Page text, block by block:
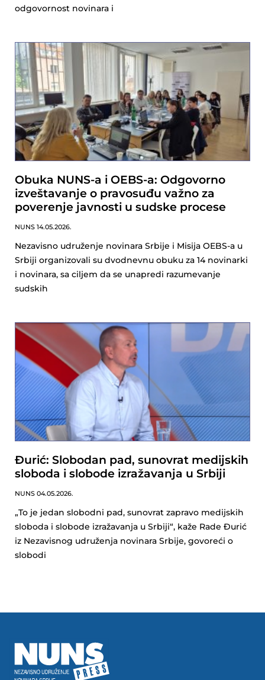
odgovornost novinara i
Obuka NUNS-a i OEBS-a: Odgovorno
izveštavanje o pravosuđu važno za
poverenje javnosti u sudske procese
NUNS 14.05.2026.
Nezavisno udruženje novinara Srbije i Misija OEBS-a u
Srbiji organizovali su dvodnevnu obuku za 14 novinarki
i novinara, sa ciljem da se unapredi razumevanje
sudskih
Đurić: Slobodan pad, sunovrat medijskih
sloboda i slobode izražavanja u Srbiji
NUNS 04.05.2026.
„To je jedan slobodni pad, sunovrat zapravo medijskih
sloboda i slobode izražavanja u Srbiji“, kaže Rade Đurić
iz Nezavisnog udruženja novinara Srbije, govoreći o
slobodi